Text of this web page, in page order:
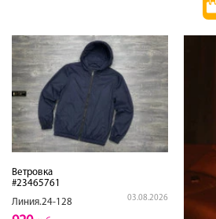
Ветровка
#23465761
Линия.24-128
03.08.2026